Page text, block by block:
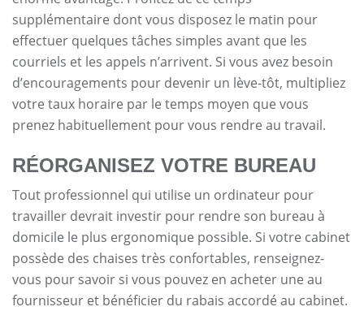
supplémentaire dont vous disposez le matin pour
effectuer quelques tâches simples avant que les
courriels et les appels n’arrivent. Si vous avez besoin
d’encouragements pour devenir un lève-tôt, multipliez
votre taux horaire par le temps moyen que vous
prenez habituellement pour vous rendre au travail.
RÉORGANISEZ VOTRE BUREAU
Tout professionnel qui utilise un ordinateur pour
travailler devrait investir pour rendre son bureau à
domicile le plus ergonomique possible. Si votre cabinet
possède des chaises très confortables, renseignez-
vous pour savoir si vous pouvez en acheter une au
fournisseur et bénéficier du rabais accordé au cabinet.